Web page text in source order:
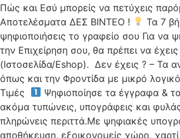
Πώς και Εσύ μπορείς να πετύχεις
Αποτελέσματα ΔΕΣ ΒΙΝΤΕΟ !
Τα 7
ψηφιοποιήσεις το γραφείο σου Για να
την Επιχείρηση σου, θα πρέπει να
(Ιστοσελίδα/Eshop). Δεν έχεις ? – Τα
όπως και την Φροντίδα με μικρό
Τιμές
Ψηφιοποίησε τα έγγραφα &
ακόμα τυπώνεις, υπογράφεις και
πληρώνεις περιττά.Με ψηφιακές
αποθήκευση, εξοικονομείς χώρο,